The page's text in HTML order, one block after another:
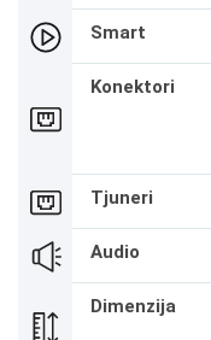
Smart
Konektori
Tjuneri
Audio
Dimenzija